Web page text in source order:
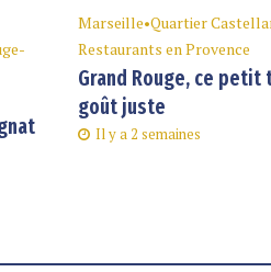
Marseille•Quartier
Restaurants en Provence
Grand Rouge, ce petit
goût juste
Il y a 2 semaines